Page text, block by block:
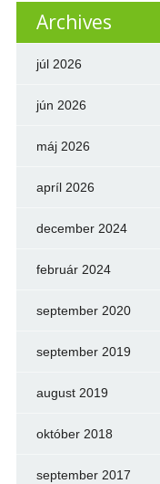
Archives
júl 2026
jún 2026
máj 2026
apríl 2026
december 2024
február 2024
september 2020
september 2019
august 2019
október 2018
september 2017